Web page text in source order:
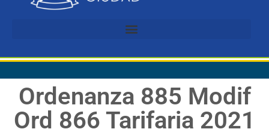
Ordenanza 885 Modif
Ord 866 Tarifaria 2021